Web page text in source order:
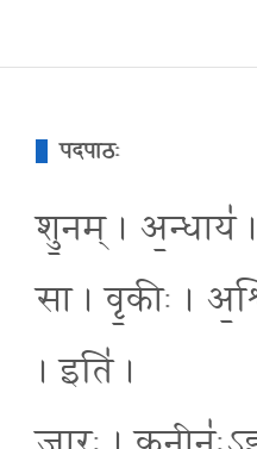
पदपाठः
शु॒नम् । अ॒न्धाय॑
सा । वृ॒कीः ।
। इति॑ ।